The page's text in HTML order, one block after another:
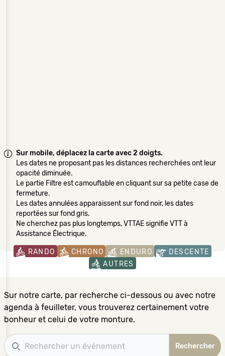
Sur mobile, déplacez la carte avec 2 doigts.
Les dates ne proposant pas les distances recherchées ont leur
opacité diminuée.
Le partie Filtre est camouflable en cliquant sur sa petite case de
fermeture.
Les dates annulées apparaissent sur fond noir, les dates
reportées sur fond gris.
Ne cherchez pas plus longtemps, VTTAE signifie VTT à
Assistance Électrique.
RANDO CHRONO ENDURO
DESCENTE
AUTRES
Sur notre carte, par recherche ci-dessous ou avec notre
agenda à feuilleter, vous trouverez certainement votre
bonheur et celui de votre monture.
Recherche